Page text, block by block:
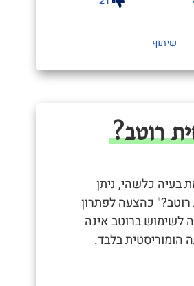
שיתוף
רוטב?
בעיה כלשהי, ניתן
רוטב?" כהצעה לפתרון
לשימוש ברוטב אינה
הומוריסטית בלבד.